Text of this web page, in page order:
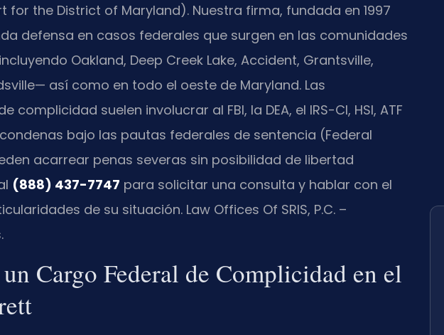
for the District of Maryland). Nuestra firma, fundada en 1997
defensa en casos federales que surgen en las comunidades
Oakland, Deep Creek Lake, Accident, Grantsville,
así como en todo el oeste de Maryland. Las
complicidad suelen involucrar al FBI, la DEA, el IRS-CI, HSI, ATF
bajo las pautas federales de sentencia (Federal
acarrear penas severas sin posibilidad de libertad
(888) 437-7747 para solicitar una consulta y hablar con el
de su situación. Law Offices Of SRIS, P.C. –
Cargo Federal de Complicidad en el